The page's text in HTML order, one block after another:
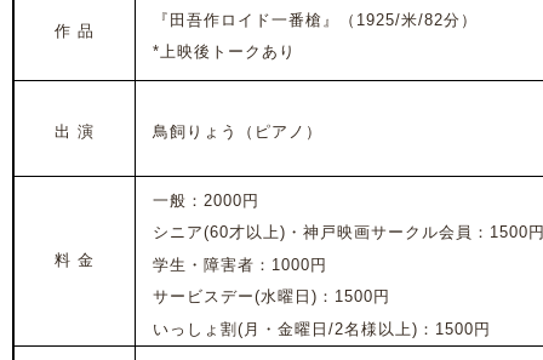
作 品
『田吾作ロイド一番槍』
（1925/米/82分）
*上映後トークあり
出 演 鳥飼りょう（ピアノ）
料 金
一般：2000円
シニア(60才以上)・神戸映画サークル会員：1500
学生・障害者：1000円
サービスデー(水曜日)：1500円
いっしょ割(月・金曜日/2名様以上)：1500円